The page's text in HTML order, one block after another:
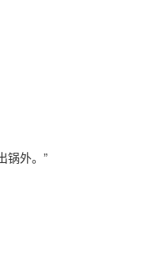
锅外。”